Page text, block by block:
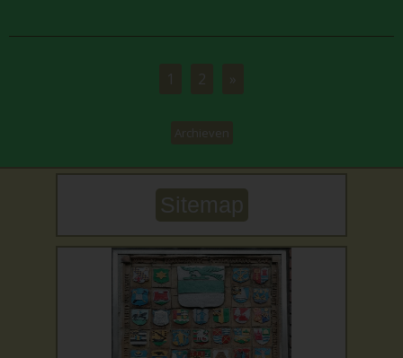
1 2 »
Archieven
Sitemap